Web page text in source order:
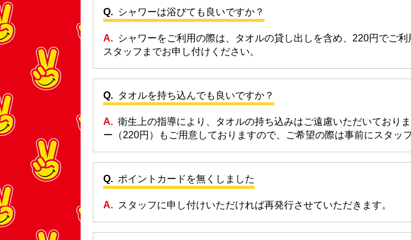
シャワーは浴びても良いですか？
シャワーをご利用の際は、タオルの貸し出しを含め、220円でご
スタッフまでお申し付けください。
タオルを持ち込んでも良いですか？
衛生上の指導により、タオルの持ち込みはご遠慮いただいており
ー（220円）もご用意しておりますので、ご希望の際は事前にスタッ
ポイントカードを無くしました
スタッフに申し付けいただければ再発行させていただきます。